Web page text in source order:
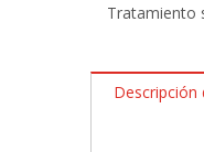
Tratamiento
Descripción